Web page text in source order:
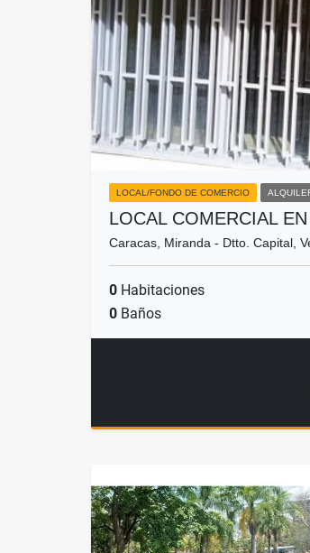
LOCAL/FONDO DE COMERCIO
LOCAL COMERCIAL
Caracas, Miranda - Dtto. Capital,
0 Habitaciones
0 Baños